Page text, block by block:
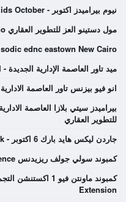
نيوم بيراميدز اكتوبر - Nyoum Pyramids October
مول دستينو العز للتطوير العقاري El Ezz Developments Destino
sodic ednc eastown New Cairo
ميد تاور العاصمة الإدارية الجديدة - Mid Tower New Capital
انو فيو بيزنس تاور العاصمة الادارية inno view New Capital
للتطوير العقاري
جاردن ليكس هايد بارك 6 اكتوبر - garden lakes hyde park
كمبوند سولي جولف ريزيدنس Suli Golf Residence
Extension